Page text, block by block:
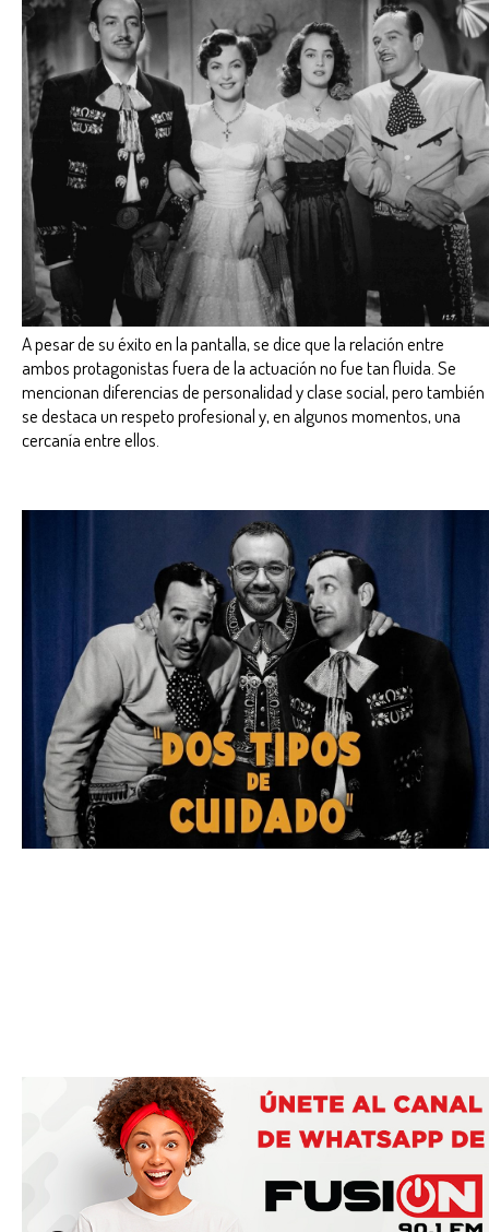
A pesar de su éxito en la pantalla, se dice que la relación entre
ambos protagonistas fuera de la actuación no fue tan fluida. Se
mencionan diferencias de personalidad y clase social, pero también
se destaca un respeto profesional y, en algunos momentos, una
cercanía entre ellos.